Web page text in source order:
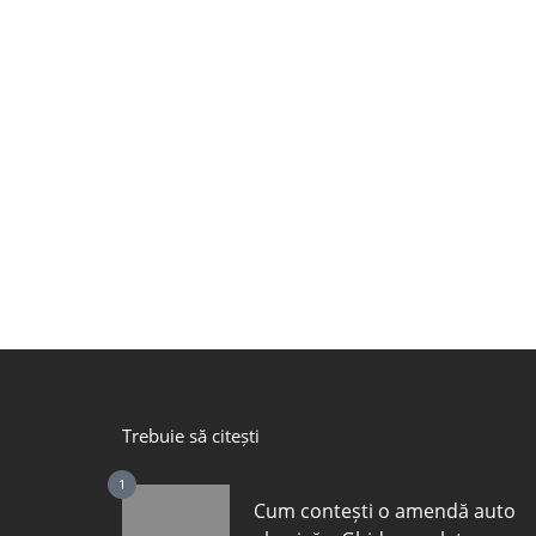
Trebuie să citești
1
Cum contești o amendă auto